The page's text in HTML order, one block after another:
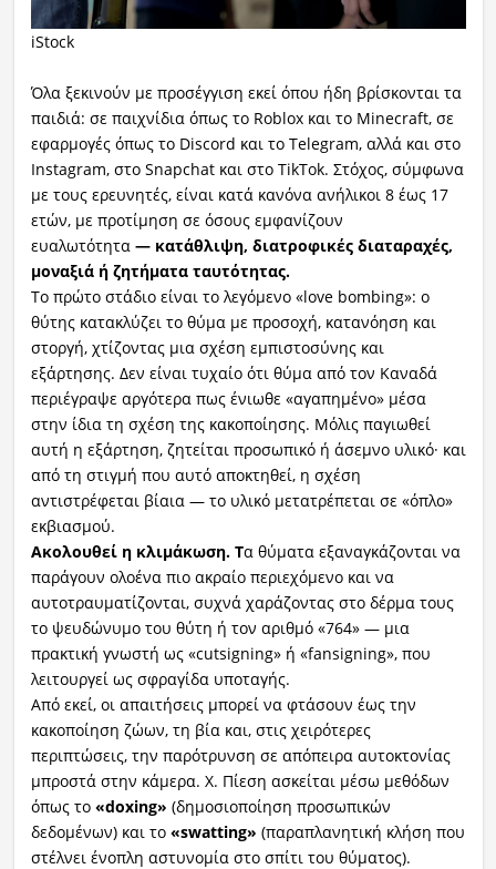
iStock
Όλα ξεκινούν με προσέγγιση εκεί όπου ήδη βρίσκονται τα
παιδιά: σε παιχνίδια όπως το Roblox και το Minecraft, σε
εφαρμογές όπως το Discord και το Telegram, αλλά και στο
Instagram, στο Snapchat και στο TikTok. Στόχος, σύμφωνα
με τους ερευνητές, είναι κατά κανόνα ανήλικοι 8 έως 17
ετών, με προτίμηση σε όσους εμφανίζουν
ευαλωτότητα — κατάθλιψη, διατροφικές διαταραχές,
μοναξιά ή ζητήματα ταυτότητας.
Το πρώτο στάδιο είναι το λεγόμενο «love bombing»: ο
θύτης κατακλύζει το θύμα με προσοχή, κατανόηση και
στοργή, χτίζοντας μια σχέση εμπιστοσύνης και
εξάρτησης. Δεν είναι τυχαίο ότι θύμα από τον Καναδά
περιέγραψε αργότερα πως ένιωθε «αγαπημένο» μέσα
στην ίδια τη σχέση της κακοποίησης. Μόλις παγιωθεί
αυτή η εξάρτηση, ζητείται προσωπικό ή άσεμνο υλικό· και
από τη στιγμή που αυτό αποκτηθεί, η σχέση
αντιστρέφεται βίαια — το υλικό μετατρέπεται σε «όπλο»
εκβιασμού.
Ακολουθεί η κλιμάκωση. Τα θύματα εξαναγκάζονται να
παράγουν ολοένα πιο ακραίο περιεχόμενο και να
αυτοτραυματίζονται, συχνά χαράζοντας στο δέρμα τους
το ψευδώνυμο του θύτη ή τον αριθμό «764» — μια
πρακτική γνωστή ως «cutsigning» ή «fansigning», που
λειτουργεί ως σφραγίδα υποταγής.
Από εκεί, οι απαιτήσεις μπορεί να φτάσουν έως την
κακοποίηση ζώων, τη βία και, στις χειρότερες
περιπτώσεις, την παρότρυνση σε απόπειρα αυτοκτονίας
μπροστά στην κάμερα. Χ. Πίεση ασκείται μέσω μεθόδων
όπως το «doxing» (δημοσιοποίηση προσωπικών
δεδομένων) και το «swatting» (παραπλανητική κλήση που
στέλνει ένοπλη αστυνομία στο σπίτι του θύματος).